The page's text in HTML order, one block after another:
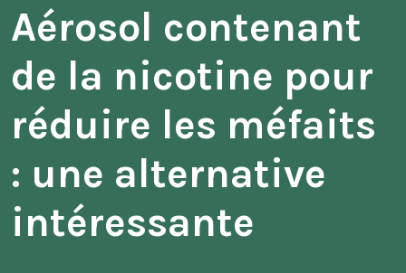
Aérosol contenant
de la nicotine pour
réduire les méfaits
: une alternative
intéressante